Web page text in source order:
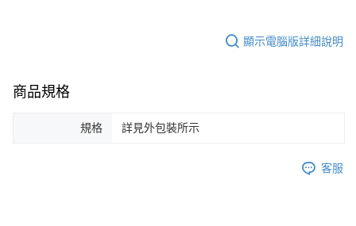
顯示電腦版詳細說明
商品規格
規格 詳見外包裝所示
客服